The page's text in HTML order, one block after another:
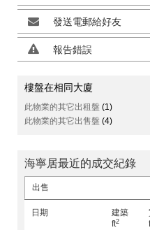
發送電郵給好友
報告錯誤
樓盤在相同大廈
此物業的其它出租盤 (1)
此物業的其它出售盤 (4)
海寧居最近的成交紀錄
出售
日期
建築
ft2